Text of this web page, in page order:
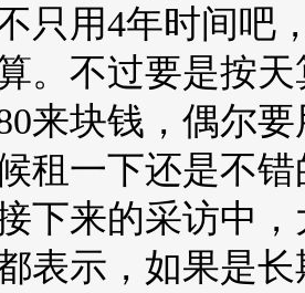
只用4年时间吧
。不过要是按
来块钱，偶尔
租一下还是不错
下来的采访中
表示，如果是